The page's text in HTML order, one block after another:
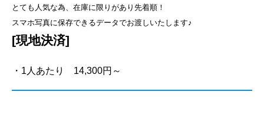
とても人気な為、在庫に限りがあり先着順！
スマホ写真に保存できるデータでお渡しいたします♪​
[現地決済]
・1人あたり 14,300円～